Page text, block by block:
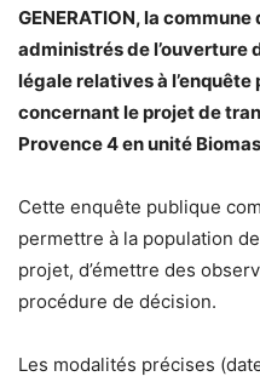
GENERATION, la
administrés de
légale relatives à
concernant le projet de
Provence 4 en unité
Cette enquête publique
permettre à la population
projet, d’émettre des
procédure de décision.
Les modalités précises